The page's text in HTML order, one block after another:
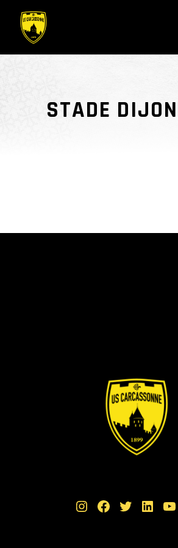
STADE
Instagram Facebook Twitter LinkedIn YouTube